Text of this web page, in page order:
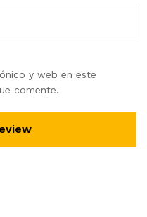
y web en este
comente.